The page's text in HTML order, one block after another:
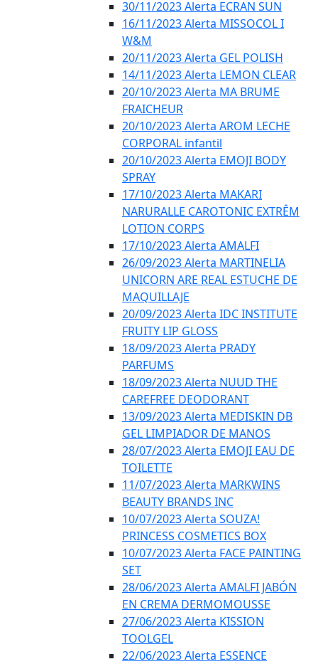
30/11/2023 Alerta ECRAN SUN
16/11/2023 Alerta MISSOCOL I
W&M
20/11/2023 Alerta GEL POLISH
14/11/2023 Alerta LEMON CLEAR
20/10/2023 Alerta MA BRUME
FRAICHEUR
20/10/2023 Alerta AROM LECHE
CORPORAL infantil
20/10/2023 Alerta EMOJI BODY
SPRAY
17/10/2023 Alerta MAKARI
NARURALLE CAROTONIC EXTRÊM
LOTION CORPS
17/10/2023 Alerta AMALFI
26/09/2023 Alerta MARTINELIA
UNICORN ARE REAL ESTUCHE DE
MAQUILLAJE
20/09/2023 Alerta IDC INSTITUTE
FRUITY LIP GLOSS
18/09/2023 Alerta PRADY
PARFUMS
18/09/2023 Alerta NUUD THE
CAREFREE DEODORANT
13/09/2023 Alerta MEDISKIN DB
GEL LIMPIADOR DE MANOS
28/07/2023 Alerta EMOJI EAU DE
TOILETTE
11/07/2023 Alerta MARKWINS
BEAUTY BRANDS INC
10/07/2023 Alerta SOUZA!
PRINCESS COSMETICS BOX
10/07/2023 Alerta FACE PAINTING
SET
28/06/2023 Alerta AMALFI JABÓN
EN CREMA DERMOMOUSSE
27/06/2023 Alerta KISSION
TOOLGEL
22/06/2023 Alerta ESSENCE